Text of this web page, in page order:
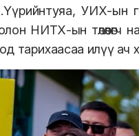
УИХ-ын
НИТХ-ын
тарихаасаа илүү ач